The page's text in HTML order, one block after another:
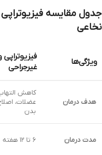
جدول مقایسه
نخاعی
ویژگی‌ها
غیرجراحی
هدف درمان
کاهش
عضلات،
بدن
مدت درمان ۶ تا ۱۲ هفته